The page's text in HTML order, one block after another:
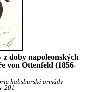
doby napoleonských
von Ottenfeld (1856-
habsburské armády
201